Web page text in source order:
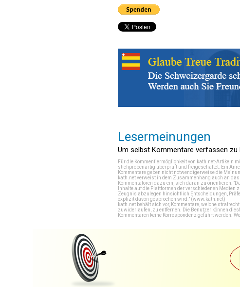
Lesermeinungen
Um selbst Kommentare verfassen
Für die Kommentiermöglichkeit von kath.net-Artikeln
stichprobenartig überprüft und freigeschaltet. Ein
Kommentare geben nicht notwendigerweise die
kath.net verweist in dem Zusammenhang auch an
Kommentatoren dazu ein, sich daran zu orientieren:
Inhalte auf die Plattformen der verschiedenen
Zeugnis abzulegen hinsichtlich Entscheidungen,
explizit davon gesprochen wird." (www.kath.net)
kath.net behält sich vor, Kommentare, welche
zuwiderlaufen, zu entfernen. Die Benutzer können
Kommentaren keine Korrespondenz geführt werden.